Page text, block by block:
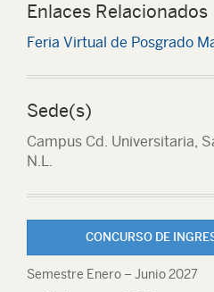
Enlaces Relacionados
Feria Virtual de Posgrado
Sede(s)
Campus Cd. Universitaria,
N.L.
CONCURSO DE
Semestre Enero – Junio 2027